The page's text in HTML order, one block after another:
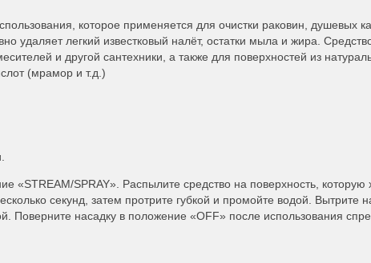
которое применяется для очистки раковин, душевых
удаляет легкий известковый налёт, остатки мыла и жира.
и другой сантехники, а также для поверхностей из
(мрамор и т.д.)
«STREAM/SPRAY». Распылите средство на поверхность, которую
секунд, затем протрите губкой и промойте водой. Вытрите
Поверните насадку в положение «OFF» после использования